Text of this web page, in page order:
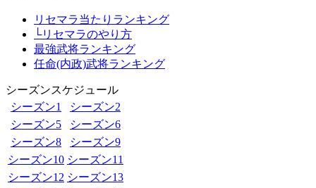
リセマラ当たりランキング
└リセマラのやり方
最強武将ランキング
任命(内政)武将ランキング
シーズンスケジュール
シーズン1
シーズン2
シーズン5
シーズン6
シーズン8
シーズン9
シーズン10 シーズン11
シーズン12 シーズン13